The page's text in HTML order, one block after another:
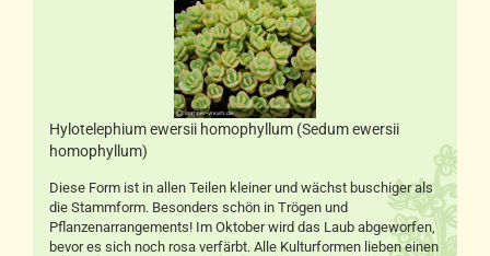
Hylotelephium ewersii homophyllum (Sedum ewersii
homophyllum)
Diese Form ist in allen Teilen kleiner und wächst buschiger als
die Stammform. Besonders schön in Trögen und
Pflanzenarrangements! Im Oktober wird das Laub abgeworfen,
bevor es sich noch rosa verfärbt. Alle Kulturformen lieben einen